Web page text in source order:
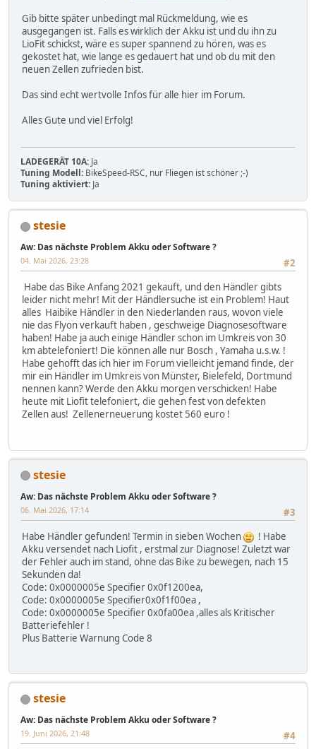
Gib bitte später unbedingt mal Rückmeldung, wie es
ausgegangen ist. Falls es wirklich der Akku ist und du ihn zu
LioFit schickst, wäre es super spannend zu hören, was es
gekostet hat, wie lange es gedauert hat und ob du mit den
neuen Zellen zufrieden bist.
Das sind echt wertvolle Infos für alle hier im Forum.
Alles Gute und viel Erfolg!
LADEGERÄT 10A: Ja
Tuning Modell: BikeSpeed-RSC, nur Fliegen ist schöner ;-)
Tuning aktiviert: Ja
stesie
Aw: Das nächste Problem Akku oder Software ?
#2
04. Mai 2026, 23:28
Habe das Bike Anfang 2021 gekauft, und den Händler gibts
leider nicht mehr! Mit der Händlersuche ist ein Problem! Haut
alles Haibike Händler in den Niederlanden raus, wovon viele
nie das Flyon verkauft haben , geschweige Diagnosesoftware
haben! Habe ja auch einige Händler schon im Umkreis von 30
km abtelefoniert! Die können alle nur Bosch , Yamaha u.s.w. !
Habe gehofft das ich hier im Forum vielleicht jemand finde, der
mir ein Händler im Umkreis von Münster, Bielefeld, Dortmund
nennen kann? Werde den Akku morgen verschicken! Habe
heute mit Liofit telefoniert, die gehen fest von defekten
Zellen aus! Zellenerneuerung kostet 560 euro !
stesie
Aw: Das nächste Problem Akku oder Software ?
#3
06. Mai 2026, 17:14
Habe Händler gefunden! Termin in sieben Wochen
! Habe
Akku versendet nach Liofit , erstmal zur Diagnose! Zuletzt war
der Fehler auch im stand, ohne das Bike zu bewegen, nach 15
Sekunden da!
Code: 0x0000005e Specifier 0x0f1200ea,
Code: 0x0000005e Specifier0x0f1f00ea ,
Code: 0x0000005e Specifier 0x0fa00ea ,alles als Kritischer
Batteriefehler !
Plus Batterie Warnung Code 8
stesie
Aw: Das nächste Problem Akku oder Software ?
#4
19. Juni 2026, 21:48